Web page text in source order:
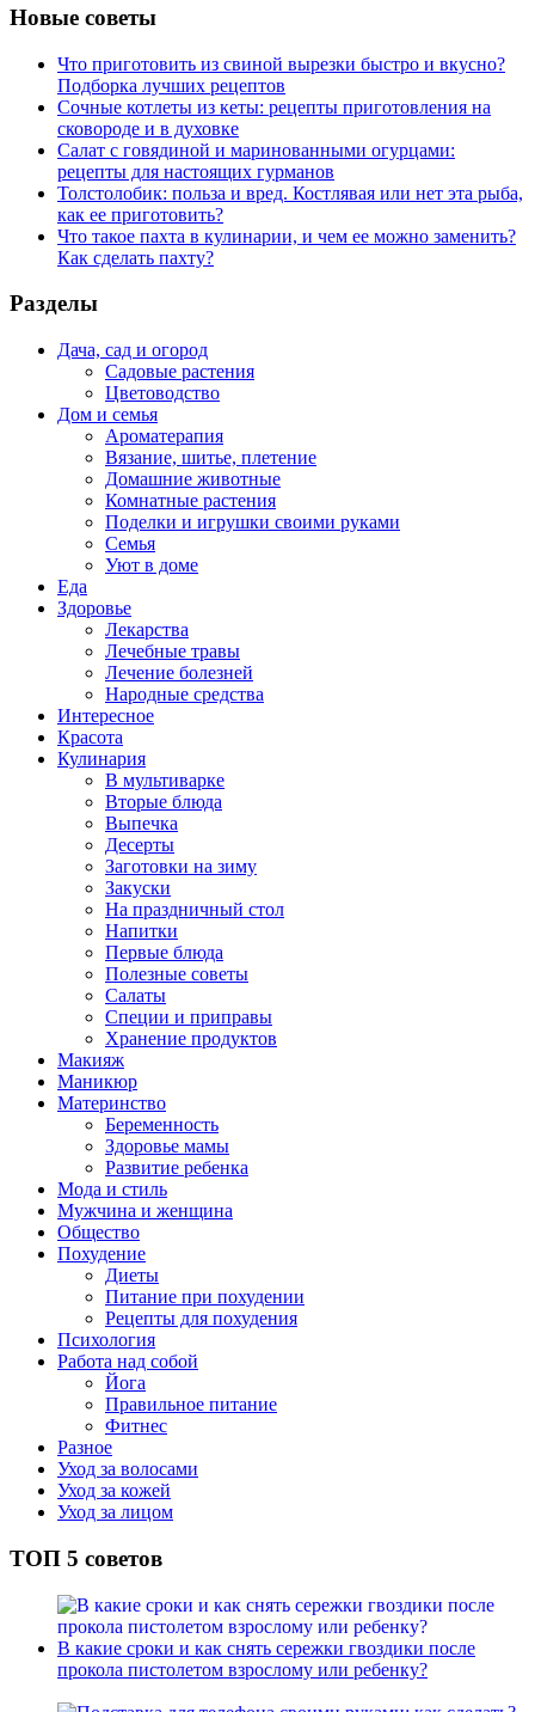
Новые советы
Что приготовить из свиной вырезки быстро и вкусно?
Подборка лучших рецептов
Сочные котлеты из кеты: рецепты приготовления на
сковороде и в духовке
Салат с говядиной и маринованными огурцами:
рецепты для настоящих гурманов
Толстолобик: польза и вред. Костлявая или нет эта рыба,
как ее приготовить?
Что такое пахта в кулинарии, и чем ее можно заменить?
Как сделать пахту?
Разделы
Дача, сад и огород
Садовые растения
Цветоводство
Дом и семья
Ароматерапия
Вязание, шитье, плетение
Домашние животные
Комнатные растения
Поделки и игрушки своими руками
Семья
Уют в доме
Еда
Здоровье
Лекарства
Лечебные травы
Лечение болезней
Народные средства
Интересное
Красота
Кулинария
В мультиварке
Вторые блюда
Выпечка
Десерты
Заготовки на зиму
Закуски
На праздничный стол
Напитки
Первые блюда
Полезные советы
Салаты
Специи и приправы
Хранение продуктов
Макияж
Маникюр
Материнство
Беременность
Здоровье мамы
Развитие ребенка
Мода и стиль
Мужчина и женщина
Общество
Похудение
Диеты
Питание при похудении
Рецепты для похудения
Психология
Работа над собой
Йога
Правильное питание
Фитнес
Разное
Уход за волосами
Уход за кожей
Уход за лицом
ТОП 5 советов
В какие сроки и как снять сережки гвоздики после
прокола пистолетом взрослому или ребенку?